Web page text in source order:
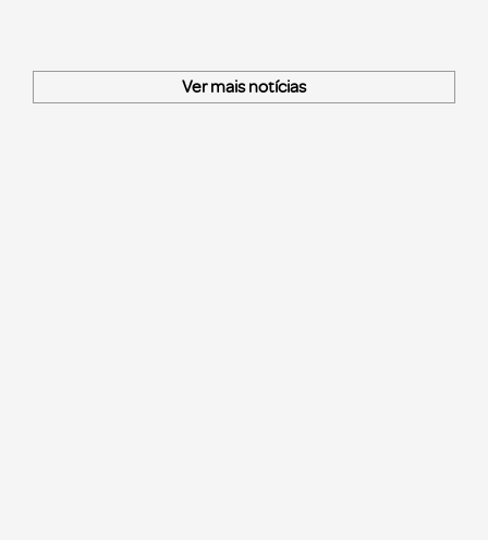
Ver mais notícias